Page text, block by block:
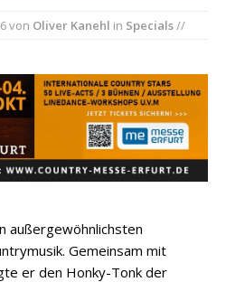
anderen
gehört zu den größten Hits
neue Single „Late Night
Hymne auf unvergessliche
von Oliver Kanehl in Specials//
außergewöhnlichsten
Gemeinsam mit
er den Honky-Tonk der